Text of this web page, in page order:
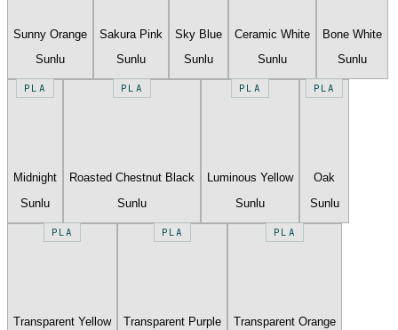
Sunny Orange
Sunlu
Sakura Pink
Sunlu
Sky Blue
Sunlu
Ceramic White
Sunlu
Bone White
Sunlu
PLA
Midnight
Sunlu
PLA
Roasted Chestnut Black
Sunlu
PLA
Luminous Yellow
Sunlu
PLA
Oak
Sunlu
PLA
Transparent Yellow
PLA
Transparent Purple
PLA
Transparent Orange